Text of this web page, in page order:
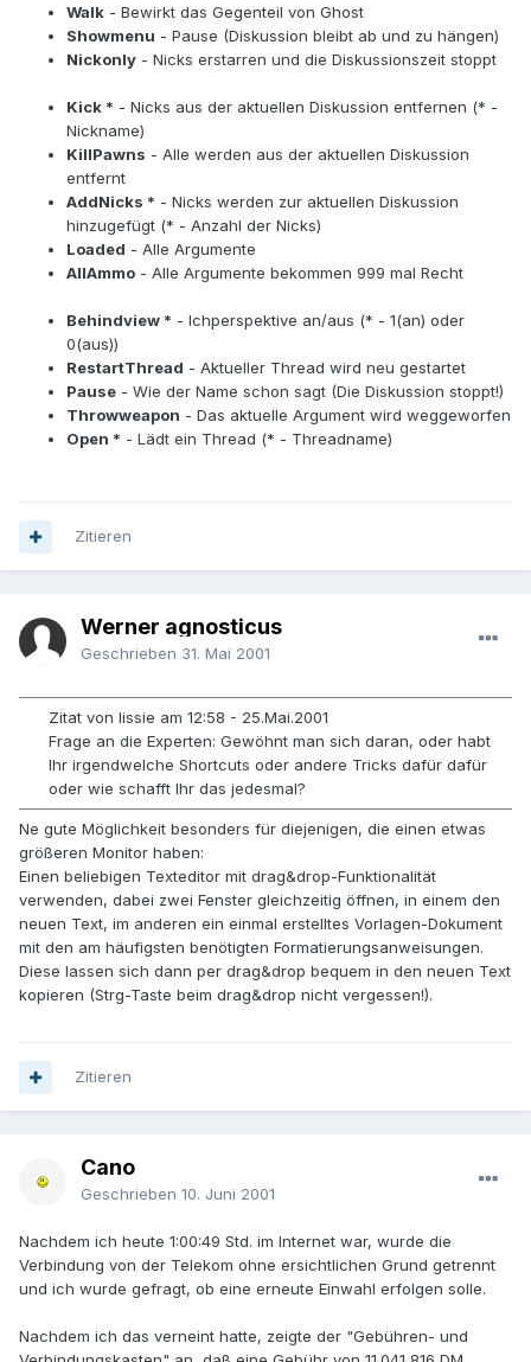
Walk - Bewirkt das Gegenteil von Ghost
Showmenu - Pause (Diskussion bleibt ab und zu hängen)
Nickonly - Nicks erstarren und die Diskussionszeit stoppt
Kick * - Nicks aus der aktuellen Diskussion entfernen (* -
Nickname)
KillPawns - Alle werden aus der aktuellen Diskussion
entfernt
AddNicks * - Nicks werden zur aktuellen Diskussion
hinzugefügt (* - Anzahl der Nicks)
Loaded - Alle Argumente
AllAmmo - Alle Argumente bekommen 999 mal Recht
Behindview * - Ichperspektive an/aus (* - 1(an) oder
0(aus))
RestartThread - Aktueller Thread wird neu gestartet
Pause - Wie der Name schon sagt (Die Diskussion stoppt!)
Throwweapon - Das aktuelle Argument wird weggeworfen
Open * - Lädt ein Thread (* - Threadname)
Zitieren
Werner agnosticus
Geschrieben 31. Mai 2001
Zitat von lissie am 12:58 - 25.Mai.2001
Frage an die Experten: Gewöhnt man sich daran, oder habt
Ihr irgendwelche Shortcuts oder andere Tricks dafür dafür
oder wie schafft Ihr das jedesmal?
Ne gute Möglichkeit besonders für diejenigen, die einen etwas
größeren Monitor haben:
Einen beliebigen Texteditor mit drag&drop-Funktionalität
verwenden, dabei zwei Fenster gleichzeitig öffnen, in einem den
neuen Text, im anderen ein einmal erstelltes Vorlagen-Dokument
mit den am häufigsten benötigten Formatierungsanweisungen.
Diese lassen sich dann per drag&drop bequem in den neuen Text
kopieren (Strg-Taste beim drag&drop nicht vergessen!).
Zitieren
Cano
Geschrieben 10. Juni 2001
Nachdem ich heute 1:00:49 Std. im Internet war, wurde die
Verbindung von der Telekom ohne ersichtlichen Grund getrennt
und ich wurde gefragt, ob eine erneute Einwahl erfolgen solle.
Nachdem ich das verneint hatte, zeigte der "Gebühren- und